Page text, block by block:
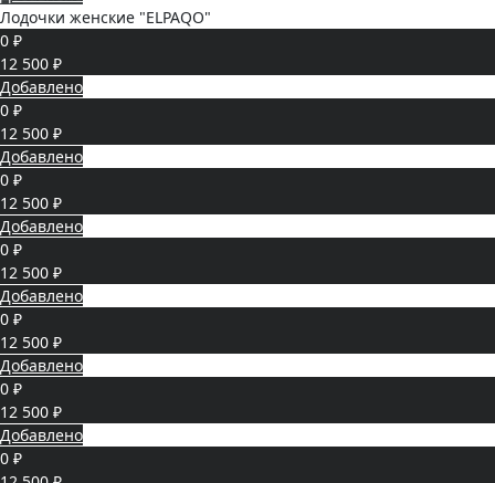
Лодочки женские "ELPAQO"
0 ₽
12 500 ₽
Добавлено
0 ₽
12 500 ₽
Добавлено
0 ₽
12 500 ₽
Добавлено
0 ₽
12 500 ₽
Добавлено
0 ₽
12 500 ₽
Добавлено
0 ₽
12 500 ₽
Добавлено
0 ₽